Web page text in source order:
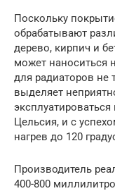
Поскольку
обрабатывают
дерево, кирпич и
может наноситься
для радиаторов не
выделяет
эксплуатироваться
Цельсия, и с
нагрев до 120
Производитель
400-800